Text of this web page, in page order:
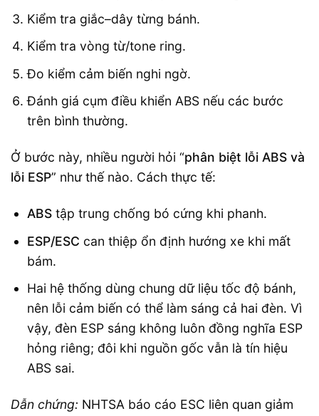
Kiểm tra giắc–dây từng bánh.
Kiểm tra vòng từ/tone ring.
Đo kiểm cảm biến nghi ngờ.
Đánh giá cụm điều khiển ABS nếu các bước
trên bình thường.
Ở bước này, nhiều người hỏi “phân biệt lỗi ABS và
lỗi ESP” như thế nào. Cách thực tế:
ABStập trung chống bó cứng khi phanh.
ESP/ESC can thiệp ổn định hướng xe khi mất
bám.
Hai hệ thống dùng chung dữ liệu tốc độ bánh,
nên lỗi cảm biến có thể làm sáng cả hai đèn. Vì
vậy, đèn ESP sáng không luôn đồng nghĩa ESP
hỏng riêng; đôi khi nguồn gốc vẫn là tín hiệu
ABS sai.
Dẫn chứng: NHTSA báo cáo ESC liên quan giảm